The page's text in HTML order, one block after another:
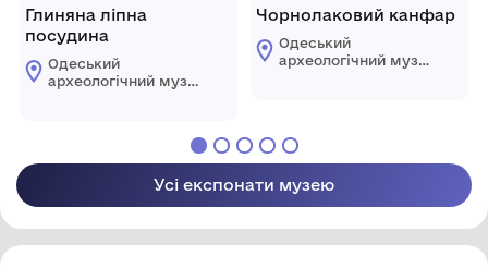
Глиняна ліпна
посудина
Одеський
археологічний музей
Чорнолаковий канфар
Одеський
археологічний музей
Усі експонати музею